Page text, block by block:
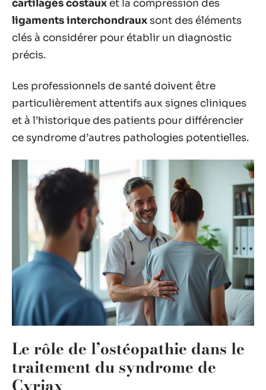
cartilages costaux et la compression des
ligaments interchondraux sont des éléments
clés à considérer pour établir un diagnostic
précis.
Les professionnels de santé doivent être
particulièrement attentifs aux signes cliniques
et à l’historique des patients pour différencier
ce syndrome d’autres pathologies potentielles.
Le rôle de l’ostéopathie dans le
traitement du syndrome de
Cyriax